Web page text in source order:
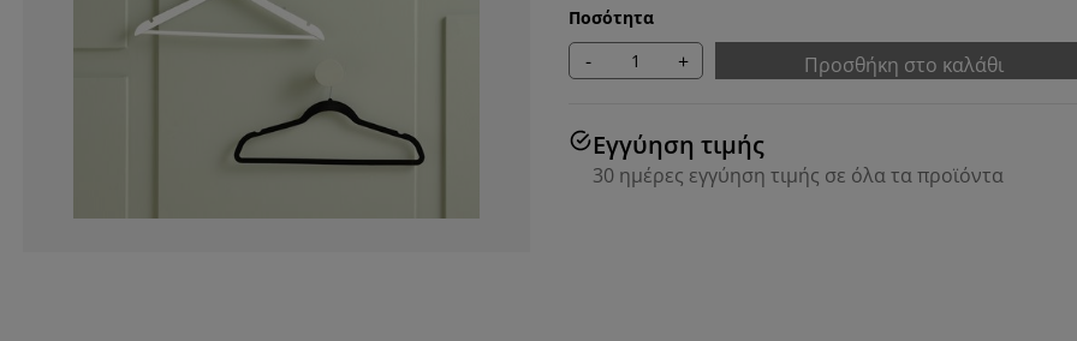
Ποσότητα
- + Προσθήκη στο καλάθι
Εγγύηση τιμής
30 ημέρες εγγύηση τιμής σε όλα τα προϊόντα